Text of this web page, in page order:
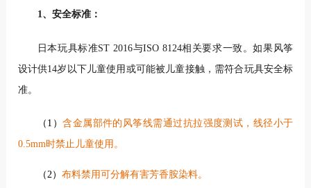
1、安全标准：
日本玩具标准ST 2016与ISO 8124相关要求一致。如果风筝
设计供14岁以下儿童使用或可能被儿童接触，需符合玩具安全标
准。
（1）含金属部件的风筝线需通过抗拉强度测试，线径小于
0.5mm时禁止儿童使用 。
（2） 布料禁用可分解有害芳香胺染料。